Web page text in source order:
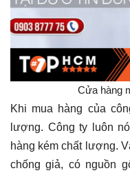
Cửa hàng
Khi mua hàng của
lượng. Công ty luôn
hàng kém chất lượng.
chống giả, có nguồn